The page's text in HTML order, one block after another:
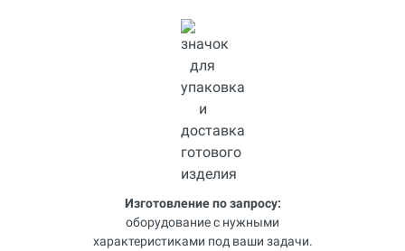
Изготовление по запросу:
оборудование с нужными
характеристиками под ваши задачи.